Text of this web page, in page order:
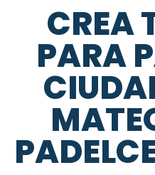
CREA
PARA